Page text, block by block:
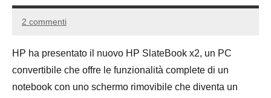
29
2016
Andrea
2 commenti
HP ha presentato il nuovo HP SlateBook x2, un PC
convertibile che offre le funzionalità complete di un
notebook con uno schermo rimovibile che diventa un